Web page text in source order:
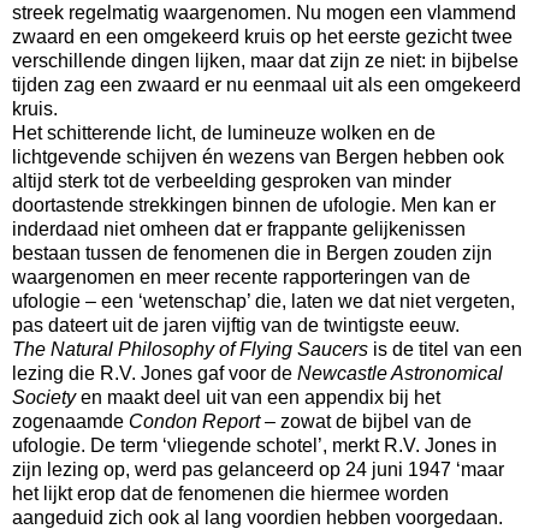
streek regelmatig waargenomen. Nu mogen een vlammend
zwaard en een omgekeerd kruis op het eerste gezicht twee
verschillende dingen lijken, maar dat zijn ze niet: in bijbelse
tijden zag een zwaard er nu eenmaal uit als een omgekeerd
kruis.
Het schitterende licht, de lumineuze wolken en de
lichtgevende schijven én wezens van Bergen hebben ook
altijd sterk tot de verbeelding gesproken van minder
doortastende strekkingen binnen de ufologie. Men kan er
inderdaad niet omheen dat er frappante gelijkenissen
bestaan tussen de fenomenen die in Bergen zouden zijn
waargenomen en meer recente rapporteringen van de
ufologie – een ‘wetenschap’ die, laten we dat niet vergeten,
pas dateert uit de jaren vijftig van de twintigste eeuw.
The Natural Philosophy of Flying Saucers is de titel van een
lezing die R.V. Jones gaf voor de Newcastle Astronomical
Societyen maakt deel uit van een appendix bij het
zogenaamde Condon Report– zowat de bijbel van de
ufologie. De term ‘vliegende schotel’, merkt R.V. Jones in
zijn lezing op, werd pas gelanceerd op 24 juni 1947 ‘maar
het lijkt erop dat de fenomenen die hiermee worden
aangeduid zich ook al lang voordien hebben voorgedaan.